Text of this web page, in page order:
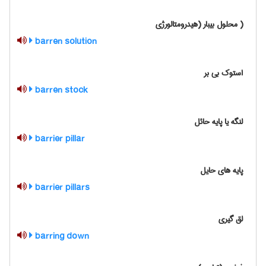
( محلول بیبار (هیدرومتالورژی
barren solution
استوک بی بر
barren stock
لنگه یا پایه حائل
barrier pillar
پایه های حایل
barrier pillars
لق گیری
barring down